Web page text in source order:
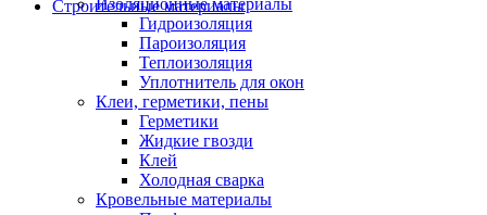
Строительные материалы
Гидроизоляция
Пароизоляция
Теплоизоляция
Уплотнитель для окон
Клеи, герметики, пены
Герметики
Жидкие гвозди
Клей
Холодная сварка
Кровельные материалы